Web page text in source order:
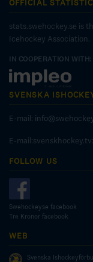
OFFICIAL
stats.swehockey.se is
Icehockey Association.
IN COOPERATION WITH:
SVENSKA
E-mail:
E-mail:svenskhockey.tv:
FOLLOW US
Swehockeyse facebook
Tre Kronor facebook
WEB
Svenska